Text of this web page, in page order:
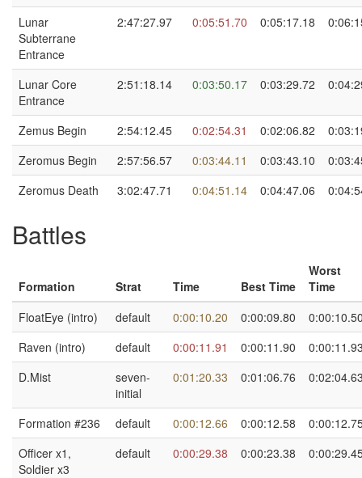
Lunar
Subterrane
Entrance
2:47:27.97 0:05:51.70 0:05:17.18
Lunar Core
Entrance
2:51:18.14 0:03:50.17 0:03:29.72
Zemus Begin 2:54:12.45 0:02:54.31 0:02:06.82
Zeromus Begin
2:57:56.57 0:03:44.11 0:03:43.10
Zeromus Death
3:02:47.71 0:04:51.14 0:04:47.06
Battles
Formation Strat Time Best Time
Worst
Time
FloatEye (intro)
default 0:00:10.20 0:00:09.80
Raven (intro)
default 0:00:11.91 0:00:11.90
D.Mist
seven-
initial
0:01:20.33 0:01:06.76
Formation #236 default 0:00:12.66 0:00:12.58
Officer x1,
Soldier x3
default 0:00:29.38 0:00:23.38